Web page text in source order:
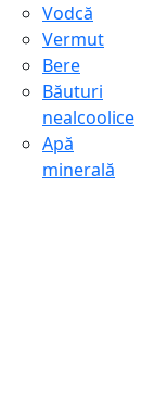
Vodcă
Vermut
Bere
Băuturi
nealcoolice
Apă
minerală